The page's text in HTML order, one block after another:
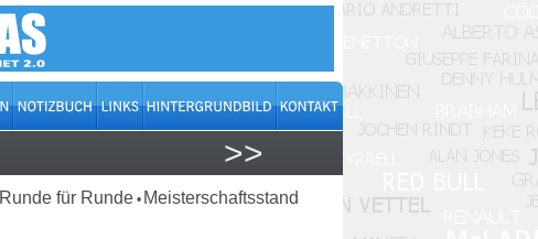
>>
Runde für Runde • Meisterschaftsstand